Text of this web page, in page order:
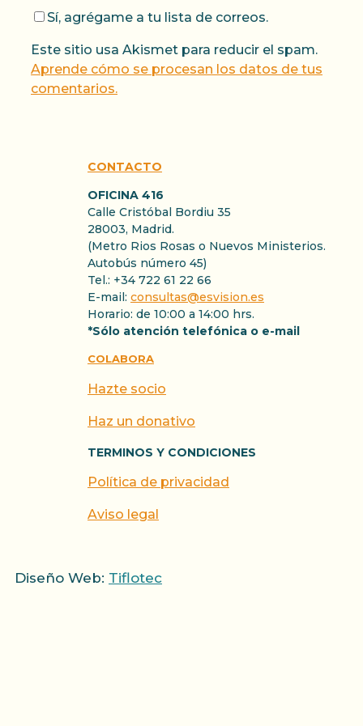
Sí, agrégame a tu lista de correos.
Este sitio usa Akismet para reducir el spam.
Aprende cómo se procesan los datos de tus
comentarios.
CONTACTO
OFICINA 416
Calle Cristóbal Bordiu 35
28003, Madrid.
(Metro Rios Rosas o Nuevos Ministerios.
Autobús número 45)
Tel.: +34 722 61 22 66
E-mail: consultas@esvision.es
Horario: de 10:00 a 14:00 hrs.
*Sólo atención telefónica o e-mail
COLABORA
Hazte socio
Haz un donativo
TERMINOS Y CONDICIONES
Política de privacidad
Aviso legal
Diseño Web: Tiflotec